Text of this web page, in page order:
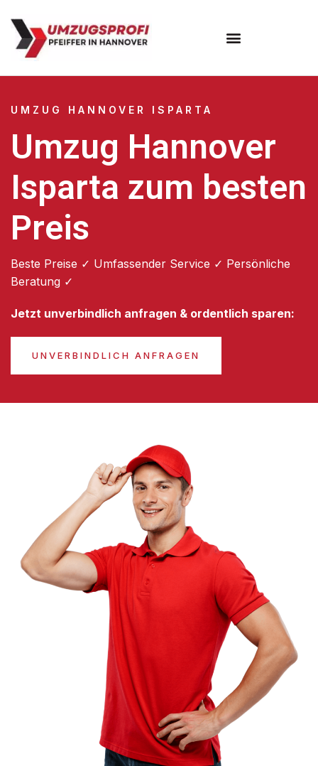
UMZUG HANNOVER ISPARTA
Umzug Hannover
Isparta zum besten
Preis
Beste Preise ✓ Umfassender Service ✓ Persönliche
Beratung ✓
Jetzt unverbindlich anfragen & ordentlich sparen:
UNVERBINDLICH ANFRAGEN